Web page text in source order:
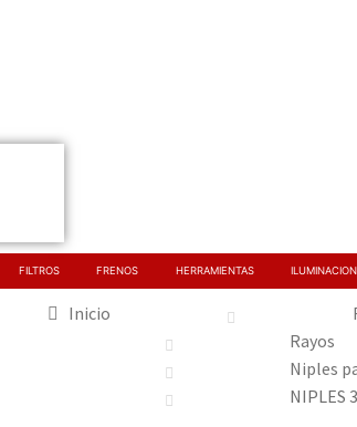
FILTROS FRENOS HERRAMIENTAS ILUMINACION
Inicio
Rayos
Niples
NIPLES